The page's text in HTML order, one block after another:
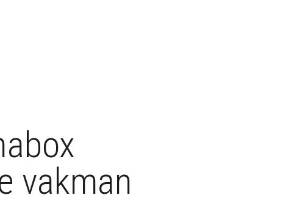
vakman